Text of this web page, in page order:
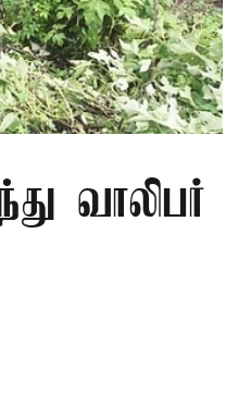
வாலிபர்